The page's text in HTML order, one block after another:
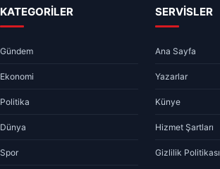
KATEGORİLER
Gündem
Ekonomi
Politika
Dünya
Spor
SERVİSLER
Ana Sayfa
Yazarlar
Künye
Hizmet Şartları
Gizlilik Politikası